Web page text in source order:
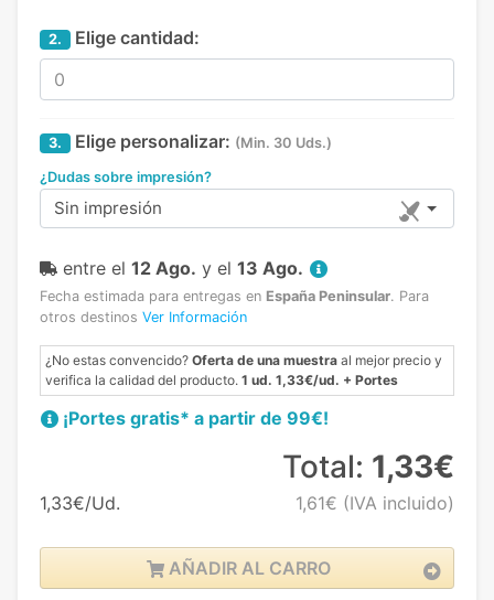
2. Elige cantidad:
3. Elige personalizar: (Min. 30 Uds.)
¿Dudas sobre impresión?
Sin impresión
entre el 12 Ago. y el 13 Ago.
Fecha estimada para entregas en España Peninsular. Para
otros destinos Ver Información
¿No estas convencido? Oferta de una muestra al mejor precio y
verifica la calidad del producto. 1 ud. 1,33€/ud. + Portes
¡Portes gratis* a partir de 99€!
1,33€/Ud.
Total: 1,33€
1,61€ (IVA incluido)
AÑADIR AL CARRO